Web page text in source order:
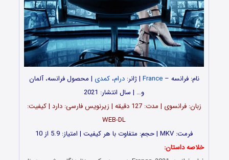
نام: فرانسه –France | ژانر:درام،کمدی | محصول فرانسه، آلمان
و… | سال انتشار: 2021
زبان: فرانسوی | مدت‌: 127 دقیقه | زیرنویس فارسی: دارد | کیفیت:
WEB-DL
فرمت: MKV | حجم: متفاوت با هر کیفیت | امتیاز: 5.9 از 10
خلاصه داستان: